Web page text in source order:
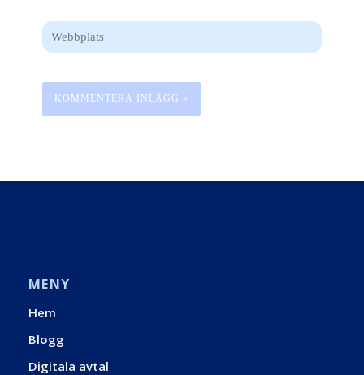
Webbplats
MENY
Hem
Blogg
Digitala avtal